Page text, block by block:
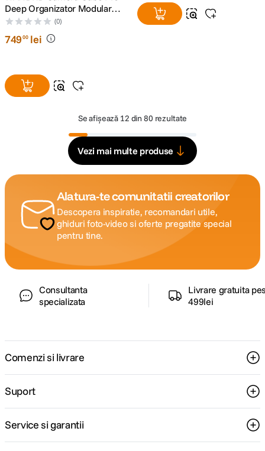
Deep Organizator Modular
pentru FERNWEH si PRVKE
(0)
74900 lei
Se afișează 12 din 80 rezultate
Vezi mai multe produse
Alatura-te comunitatii creatorilor
Descopera inspiratie, recomandari utile,
ghiduri foto-video si oferte pregatite special
pentru tine.
Consultanta
specializata
Livrare gratuita
499lei
Comenzi si livrare
Suport
Service si garantii